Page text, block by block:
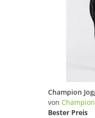
von Champion
Bester Preis